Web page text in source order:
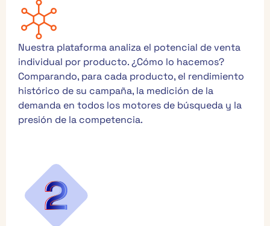
Nuestra plataforma analiza el potencial de venta
individual por producto. ¿Cómo lo hacemos?
Comparando, para cada producto, el rendimiento
histórico de su campaña, la medición de la
demanda en todos los motores de búsqueda y la
presión de la competencia.